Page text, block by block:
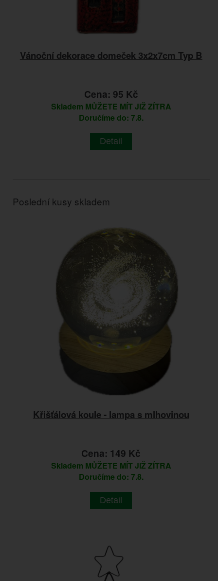
Vánoční dekorace domeček 3x2x7cm Typ B
Cena: 95 Kč
Skladem MŮŽETE MÍT JIŽ ZÍTRA
Doručíme do: 7.8.
Detail
Poslední kusy skladem
Křišťálová koule - lampa s mlhovinou
Cena: 149 Kč
Skladem MŮŽETE MÍT JIŽ ZÍTRA
Doručíme do: 7.8.
Detail